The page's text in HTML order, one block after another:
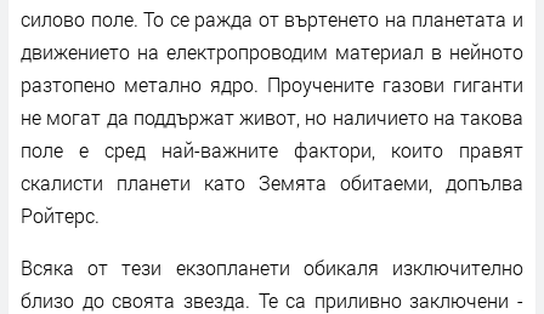
силово поле. То се ражда от въртенето на планетата и
движението на електропроводим материал в нейното
разтопено метално ядро. Проучените газови гиганти
не могат да поддържат живот, но наличието на такова
поле е сред най-важните фактори, които правят
скалисти планети като Земята обитаеми, допълва
Ройтерс.
Всяка от тези екзопланети обикаля изключително
близо до своята звезда. Те са приливно заключени -